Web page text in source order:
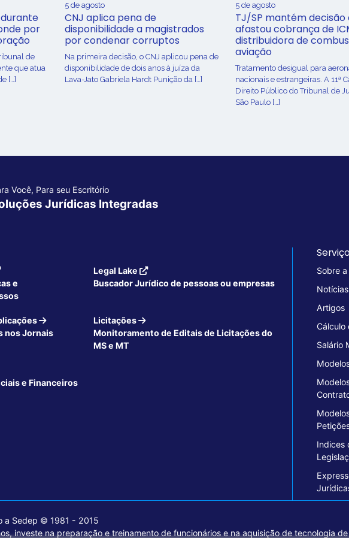
durante
por
de
que atua
[…]
5 de agosto
CNJ aplica pena de
disponibilidade a magistrados
por condenar corruptos
Na primeira decisão, o CNJ aplicou pena de
disponibilidade de dois anos à juíza da
Lava-Jato Gabriela Hardt Punição da […]
5 de agosto
TJ/SP mantém decisão
afastou cobrança de
distribuidora de
aviação
Tratamento desigual para
nacionais e estrangeiras. A 11ª
Direito Público do Tribunal de
São Paulo […]
Você, Para seu Escritório
Jurídicas Integradas
e
Legal Lake
Buscador Jurídico de pessoas ou empresas
nos Jornais
Licitações
Monitoramento de Editais de Licitações do
MS e MT
e Financeiros
Sobre
Notícias
Artigos
Cálculo
Salário
Indices
a Sedep © 1981 - 2015
investe na preparação e treinamento de funcionários e na aquisição de tecnologia